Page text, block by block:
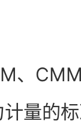
、
计量的